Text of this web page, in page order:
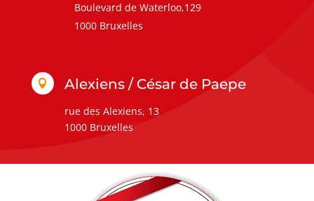
Boulevard de Waterloo,129
1000 Bruxelles
 Alexiens / César de Paepe
rue des Alexiens, 13
1000 Bruxelles